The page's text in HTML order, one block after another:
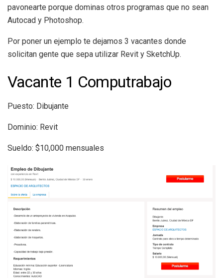
pavonearte porque dominas otros programas que no sean
Autocad y Photoshop.
Por poner un ejemplo te dejamos 3 vacantes donde
solicitan gente que sepa utilizar Revit y SketchUp.
Vacante 1 Computrabajo
Puesto: Dibujante
Dominio: Revit
Sueldo: $10,000 mensuales